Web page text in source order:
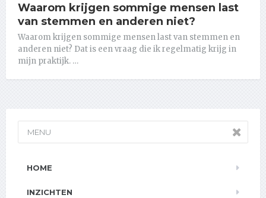
Waarom krijgen sommige mensen last
van stemmen en anderen niet?
Waarom krijgen sommige mensen last van stemmen en
anderen niet? Dat is een vraag die ik regelmatig krijg in
mijn praktijk. …
MENU
HOME
INZICHTEN